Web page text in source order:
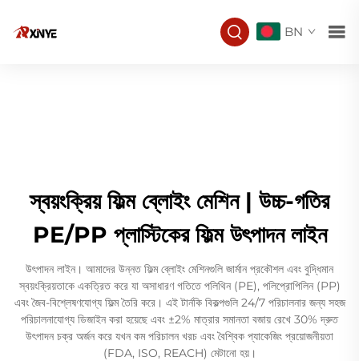
BN
স্বয়ংক্রিয় ফিল্ম ব্লোইং মেশিন | উচ্চ-গতির
PE/PP প্লাস্টিকের ফিল্ম উৎপাদন লাইন
উৎপাদন লাইন। আমাদের উন্নত ফিল্ম ব্লোইং মেশিনগুলি জার্মান প্রকৌশল এবং বুদ্ধিমান
স্বয়ংক্রিয়তাকে একত্রিত করে যা অসাধারণ গতিতে পলিথিন (PE), পলিপ্রোপিলিন (PP)
এবং জৈব-বিশ্লেষণযোগ্য ফিল্ম তৈরি করে। এই টার্নকি বিকল্পগুলি 24/7 পরিচালনার জন্য সহজ
পরিচালনাযোগ্য ডিজাইন করা হয়েছে এবং ±2% মাত্রার সমানতা বজায় রেখে 30% দ্রুত
উৎপাদন চক্র অর্জন করে যখন কম পরিচালন খরচ এবং বৈশ্বিক প্যাকেজিং প্রয়োজনীয়তা
(FDA, ISO, REACH) মেটানো হয়।